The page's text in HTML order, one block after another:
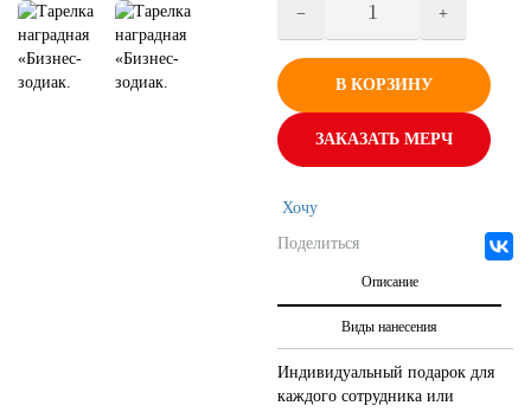
В КОРЗИНУ
ЗАКАЗАТЬ МЕРЧ
Хочу
Поделиться
Описание
Виды нанесения
Индивидуальный подарок для
каждого сотрудника или